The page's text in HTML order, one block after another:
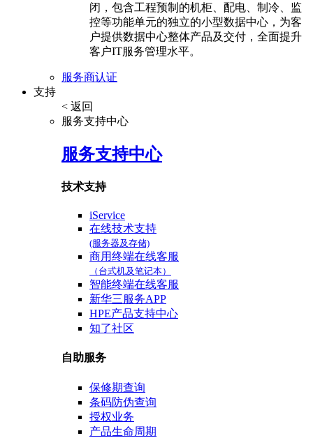
闭，包含工程预制的机柜、配电、制冷、监
控等功能单元的独立的小型数据中心，为客
户提供数据中心整体产品及交付，全面提升
客户IT服务管理水平。
服务商认证
支持
< 返回
服务支持中心
服务支持中心
技术支持
iService
在线技术支持
(服务器及存储)
商用终端在线客服
（台式机及笔记本）
智能终端在线客服
新华三服务APP
HPE产品支持中心
知了社区
自助服务
保修期查询
条码防伪查询
授权业务
产品生命周期